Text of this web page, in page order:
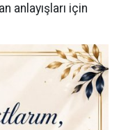
anlayışları için